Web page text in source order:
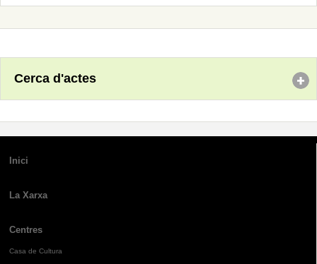
Cerca d'actes
Inici
La Xarxa
Centres
Casa de Cultura